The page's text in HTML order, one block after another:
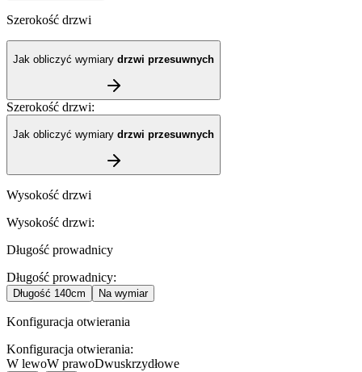
Szerokość drzwi
Jak obliczyć wymiary drzwi przesuwnych
Szerokość drzwi:
Jak obliczyć wymiary drzwi przesuwnych
Wysokość drzwi
Wysokość drzwi:
Długość prowadnicy
Długość prowadnicy:
Długość 140cm Na wymiar
Konfiguracja otwierania
Konfiguracja otwierania:
W lewoW prawoDwuskrzydłowe